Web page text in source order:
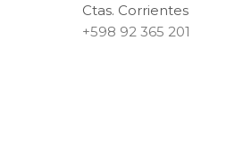
Ctas. Corrientes
+598 92 365 201